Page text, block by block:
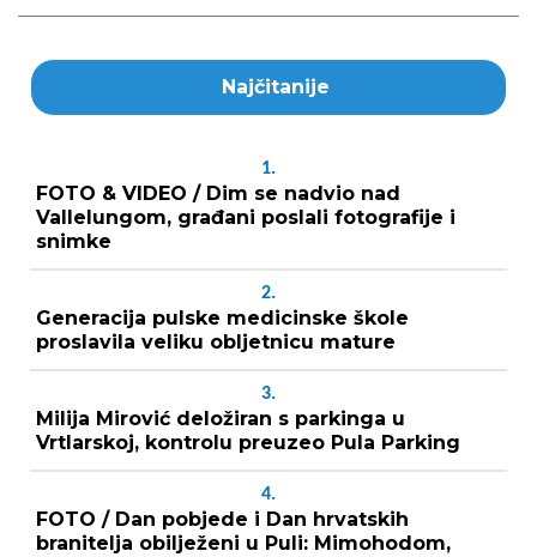
Najčitanije
1.
FOTO & VIDEO / Dim se nadvio nad
Vallelungom, građani poslali fotografije i
snimke
2.
Generacija pulske medicinske škole
proslavila veliku obljetnicu mature
3.
Milija Mirović deložiran s parkinga u
Vrtlarskoj, kontrolu preuzeo Pula Parking
4.
FOTO / Dan pobjede i Dan hrvatskih
branitelja obilježeni u Puli: Mimohodom,